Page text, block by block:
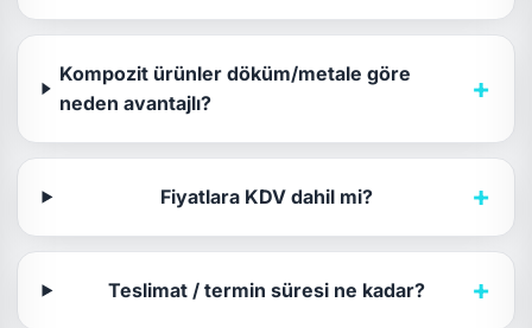
Kompozit ürünler döküm/metale göre
neden avantajlı?
+
Fiyatlara KDV dahil mi? +
Teslimat / termin süresi ne kadar? +